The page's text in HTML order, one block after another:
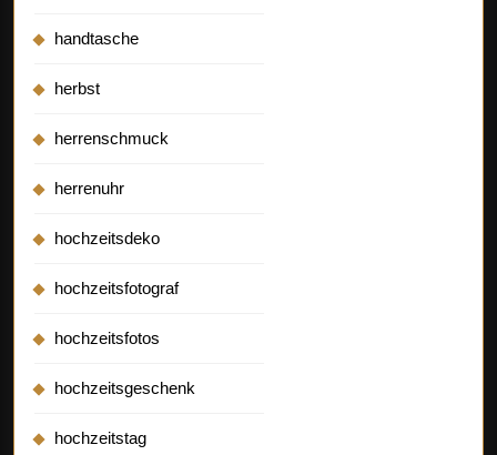
handtasche
herbst
herrenschmuck
herrenuhr
hochzeitsdeko
hochzeitsfotograf
hochzeitsfotos
hochzeitsgeschenk
hochzeitstag